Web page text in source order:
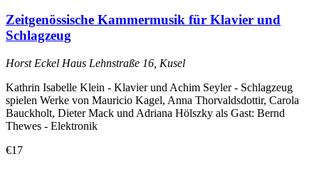
Zeitgenössische Kammermusik für Klavier und
Schlagzeug
Horst Eckel Haus Lehnstraße 16, Kusel
Kathrin Isabelle Klein - Klavier und Achim Seyler - Schlagzeug
spielen Werke von Mauricio Kagel, Anna Thorvaldsdottir, Carola
Bauckholt, Dieter Mack und Adriana Hölszky als Gast: Bernd
Thewes - Elektronik
€17